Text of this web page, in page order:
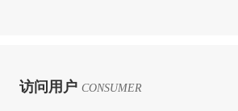
访问用户 CONSUMER